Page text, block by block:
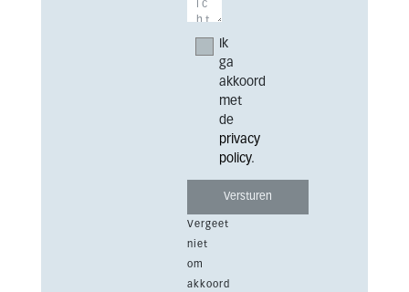
Ik
ga
akkoord
met
de
privacy
policy.
Vergeet
niet
om
akkoord